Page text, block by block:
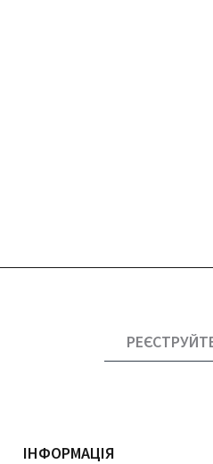
ІНФОРМАЦІЯ